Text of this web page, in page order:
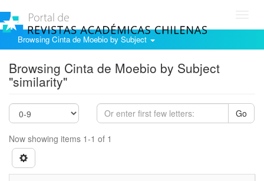
Browsing Cinta de Moebio by Subject
Browsing Cinta de Moebio by Subject
"similarity"
Go
Now showing items 1-1 of 1